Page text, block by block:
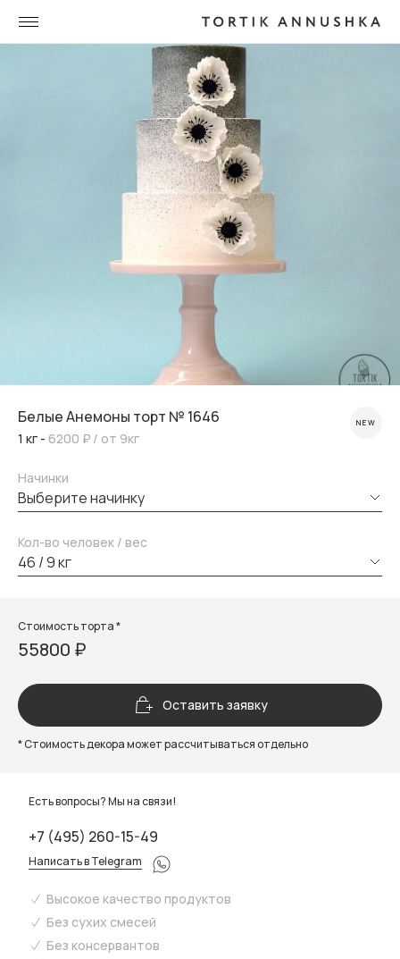
Белые Анемоны торт № 1646
1 кг - 6200 ₽ / от 9кг
NEW
Начинки
выберите начинку
Кол-во человек / вес
46 / 9 кг
Стоимость торта *
55800 ₽
Оставить заявку
* Стоимость декора может рассчитываться отдельно
Есть вопросы? Мы на связи!
+7 (495) 260-15-49
Написать в Telegram
Высокое качество продуктов
Без сухих смесей
Без консервантов